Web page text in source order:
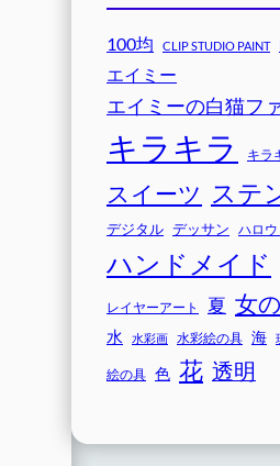
100均 CLIP STUDIO PAINT
エイミー
エイミーの白猫フ
キラキラ キラ
スイーツ ステ
デジタル デッサン ハロウ
ハンドメイド
レイヤーアート 夏 女
水
水彩画 水彩絵の具 海
絵の具 色 花 透明